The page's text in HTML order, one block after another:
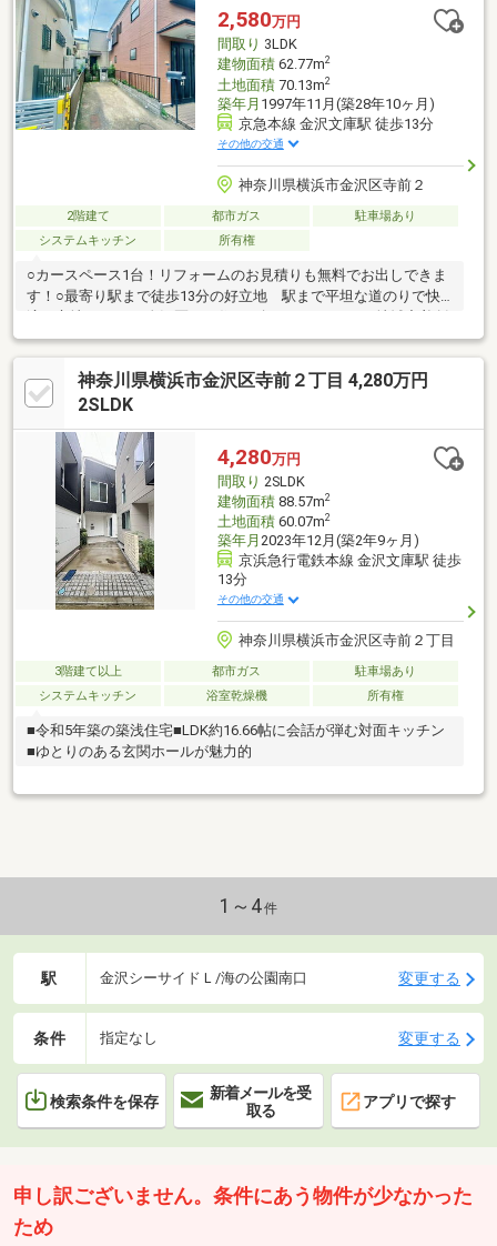
動がしやすく通勤、通学、休日のお出かけやお散歩にも快適なエ
リアですご内見、お問合せ等、お待ちしております弊社は鎌倉駅
から徒歩3分 ぜひお気軽にご来店下さい
2,580万円
間取り 3LDK
建物面積62.77m2
土地面積70.13m2
築年月 1997年11月(築28年10ヶ月)
京急本線 金沢文庫駅 徒歩13分
その他の交通
神奈川県横浜市金沢区寺前２
2階建て 都市ガス
駐車場あり
システムキッチン
所有権
○カースペース1台！リフォームのお見積りも無料でお出しできま
す！○最寄り駅まで徒歩13分の好立地 駅まで平坦な道のりで快
業49年のミック金沢文庫店へ ～「まずはローンに関する相談に乗
ってほしい」「まだ探し始めで何を見ていいのかわからな
い」・・・など様々な不安の解消や、ご要望について明確にお応
えいたします。まずは、お気軽にお客様のご希望条件をお聞かせ
神奈川県横浜市金沢区寺前２丁目 4,280万円
2SLDK
4,280万円
間取り 2SLDK
建物面積88.57m2
土地面積60.07m2
築年月 2023年12月(築2年9ヶ月)
京浜急行電鉄本線 金沢文庫駅 徒歩
13分
その他の交通
神奈川県横浜市金沢区寺前２丁目
3階建て以上 都市ガス
駐車場あり
システムキッチン
浴室乾燥機 所有権
■令和5年築の築浅住宅■LDK約16.66帖に会話が弾む対面キッチン
■ゆとりのある玄関ホールが魅力的
1～4件
駅 金沢シーサイドＬ/海の公園南口 変更する
条件 指定なし 変更する
検索条件を保存
新着メールを受
取る
アプリで探す
申し訳ございません。条件にあう物件が少なかった
ため